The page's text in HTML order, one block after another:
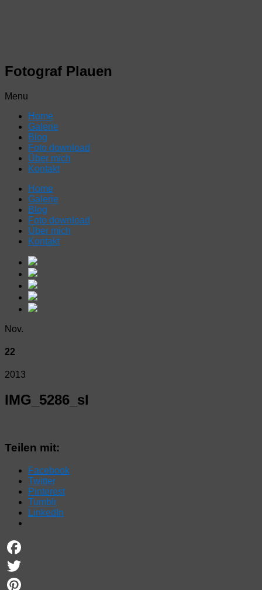
Fotograf Plauen
Menu
Home
Galerie
Blog
Foto download
Über mich
Kontakt
Home
Galerie
Blog
Foto download
Über mich
Kontakt
Nov.
22
2013
IMG_5286_sl
Teilen mit:
Facebook
Twitter
Pinterest
Tumblr
LinkedIn
Facebook
Twitter